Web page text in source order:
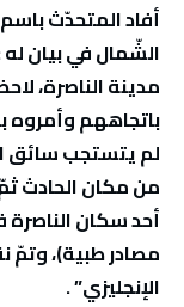
أفاد المتحدّث
الشّمال في بيان له
مدينة الناصرة،
باتجاههم وأمروه
لم يتستجب سائق
من مكان الحادث
مصادر طبية)،
الإنجليزي” .